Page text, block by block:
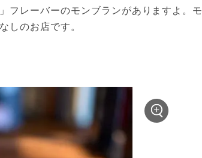
フレーバーのモンブランがありますよ。モ
しのお店です。